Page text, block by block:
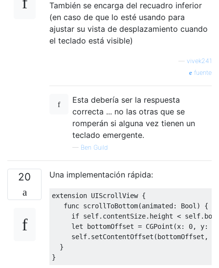
También se encarga del recuadro inferior
(en caso de que lo esté usando para
ajustar su vista de desplazamiento cuando
el teclado está visible)
vivek241
fuente
Esta debería ser la respuesta
correcta ... no las otras que se
romperán si alguna vez tienen un
teclado emergente.
— Ben Guild
20 Una implementación rápida:
extension UIScrollView {
   func scrollToBottom
(animated: Bool )
{
if self. contentSize. height < self.
let bottomOffset = CGPoint (x: 0, y:
self. setContentOffset (bottomOffset ,
}
}